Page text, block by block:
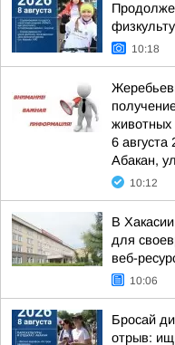
10:18
животных
6 августа
Абакан,
10:12
В
для
веб-
10:06
Бросай
отрыв: